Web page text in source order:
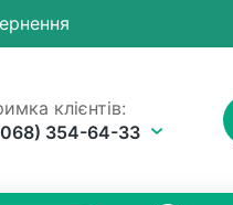
клієнтів:
354-64-33